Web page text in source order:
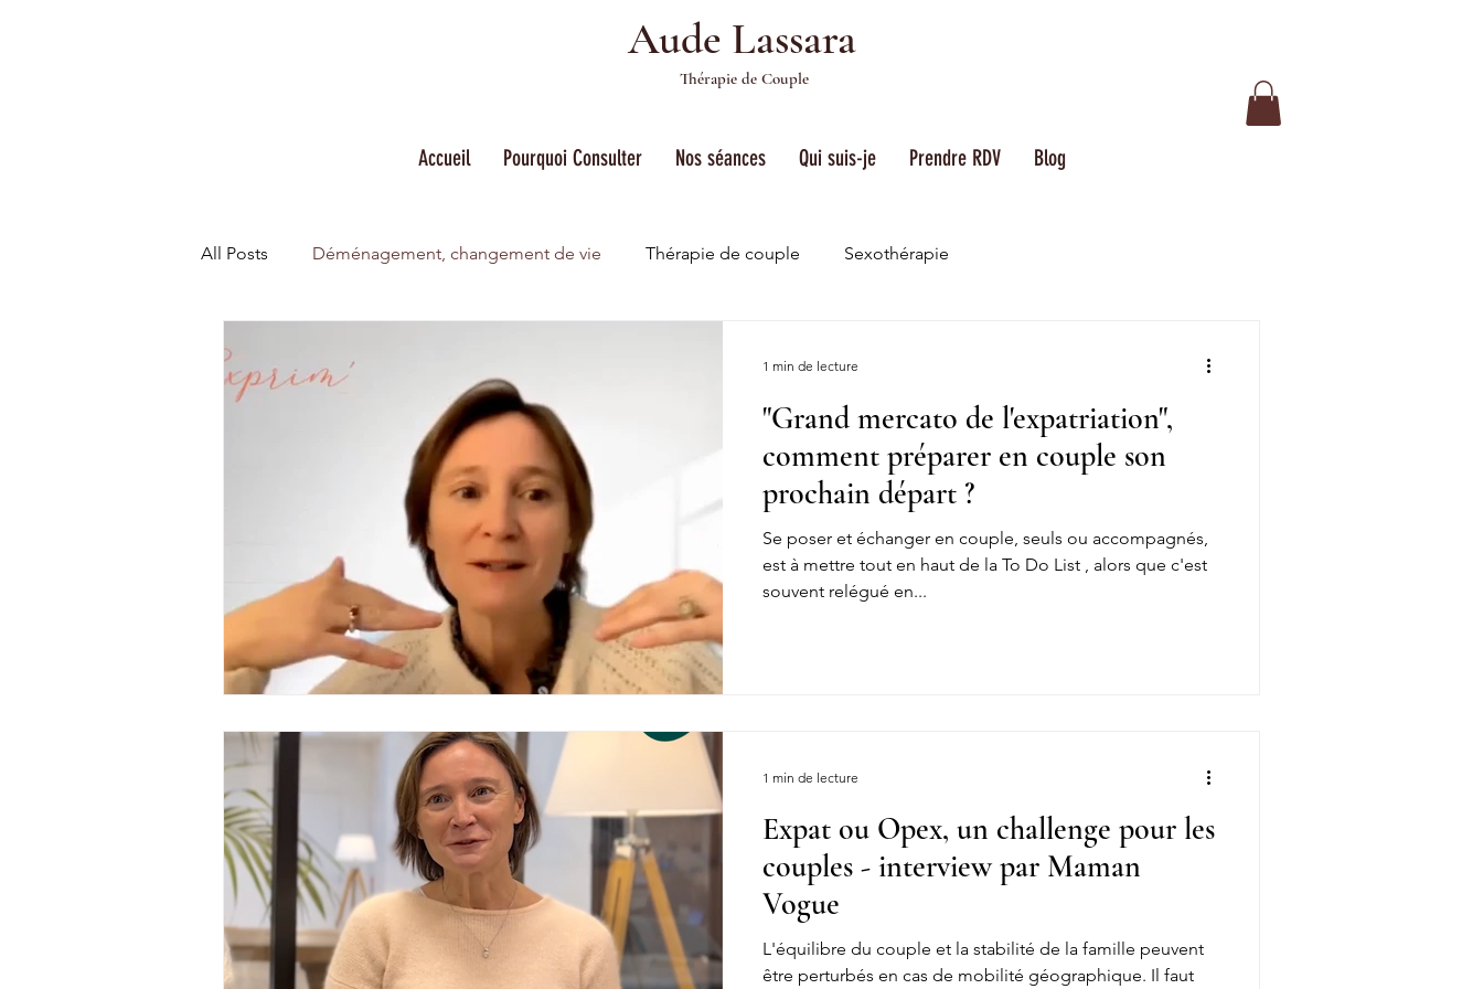
Aude Lassara
Thérapie de Couple
Accueil Pourquoi Consulter Nos séances Qui suis-je Prendre RDV Blog
All Posts Déménagement, changement de vie Thérapie de couple Sexothérapie
"Grand mercato de l'expatriation",
comment préparer en couple son
prochain départ ?
Se poser et échanger en couple, seuls ou accompagnés,
est à mettre tout en haut de la To Do List , alors que c'est
souvent relégué en...
1 min de lecture
Expat ou Opex, un challenge pour les
couples - interview par Maman
Vogue
L'équilibre du couple et la stabilité de la famille peuvent
être perturbés en cas de mobilité géographique. Il faut
1 min de lecture